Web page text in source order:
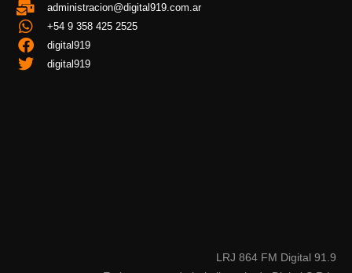
administracion@digital919.com.ar
+54 9 358 425 2525
digital919
digital919
LRJ 864 FM Digital 91.9